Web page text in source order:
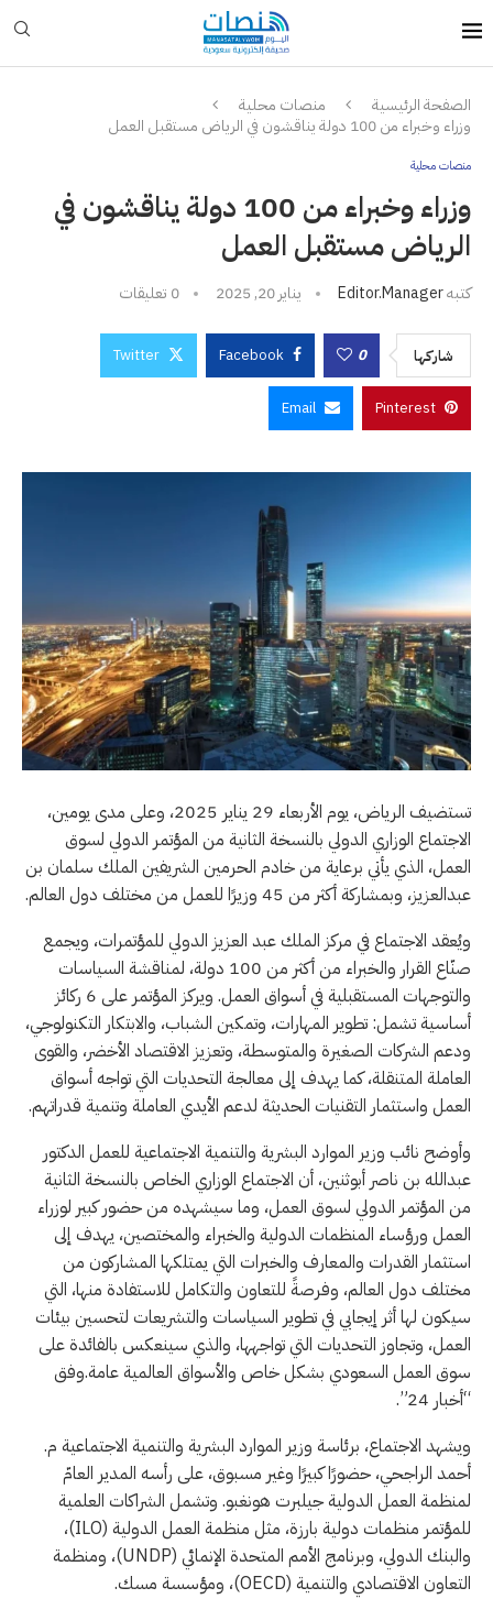
الصفحة الرئيسية
منصات محلية
وزراء وخبراء من 100 دولة يناقشون في الرياض مستقبل العمل
منصات محلية
وزراء وخبراء من 100 دولة يناقشون في
الرياض مستقبل العمل
كتبهEditor.manager يناير 20, 2025 0 تعليقات
شاركها 0
Facebook
Twitter
Pinterest
Email
تستضيف الرياض، يوم الأربعاء 29 يناير 2025، وعلى مدى يومين،
الاجتماع الوزاري الدولي بالنسخة الثانية من المؤتمر الدولي لسوق
العمل، الذي يأتي برعاية من خادم الحرمين الشريفين الملك سلمان بن
عبدالعزيز، وبمشاركة أكثر من 45 وزيرًا للعمل من مختلف دول العالم.
ويُعقد الاجتماع في مركز الملك عبد العزيز الدولي للمؤتمرات، ويجمع
صنّاع القرار والخبراء من أكثر من 100 دولة، لمناقشة السياسات
والتوجهات المستقبلية في أسواق العمل. ويركز المؤتمر على 6 ركائز
أساسية تشمل: تطوير المهارات، وتمكين الشباب، والابتكار التكنولوجي،
ودعم الشركات الصغيرة والمتوسطة، وتعزيز الاقتصاد الأخضر، والقوى
العاملة المتنقلة، كما يهدف إلى معالجة التحديات التي تواجه أسواق
العمل واستثمار التقنيات الحديثة لدعم الأيدي العاملة وتنمية قدراتهم.
وأوضح نائب وزير الموارد البشرية والتنمية الاجتماعية للعمل الدكتور
عبدالله بن ناصر أبوثنين، أن الاجتماع الوزاري الخاص بالنسخة الثانية
من المؤتمر الدولي لسوق العمل، وما سيشهده من حضور كبير لوزراء
العمل ورؤساء المنظمات الدولية والخبراء والمختصين، يهدف إلى
استثمار القدرات والمعارف والخبرات التي يمتلكها المشاركون من
مختلف دول العالم، وفرصةً للتعاون والتكامل للاستفادة منها، التي
سيكون لها أثر إيجابي في تطوير السياسات والتشريعات لتحسين بيئات
العمل، وتجاوز التحديات التي تواجهها، والذي سينعكس بالفائدة على
سوق العمل السعودي بشكل خاص والأسواق العالمية عامة.وفق
“أخبار 24”.
ويشهد الاجتماع، برئاسة وزير الموارد البشرية والتنمية الاجتماعية م.
أحمد الراجحي، حضورًا كبيرًا وغير مسبوق، على رأسه المدير العامّ
لمنظمة العمل الدولية جيلبرت هونغبو. وتشمل الشراكات العلمية
للمؤتمر منظمات دولية بارزة، مثل منظمة العمل الدولية (ILO)،
والبنك الدولي، وبرنامج الأمم المتحدة الإنمائي (UNDP)، ومنظمة
التعاون الاقتصادي والتنمية (OECD)، ومؤسسة مسك.